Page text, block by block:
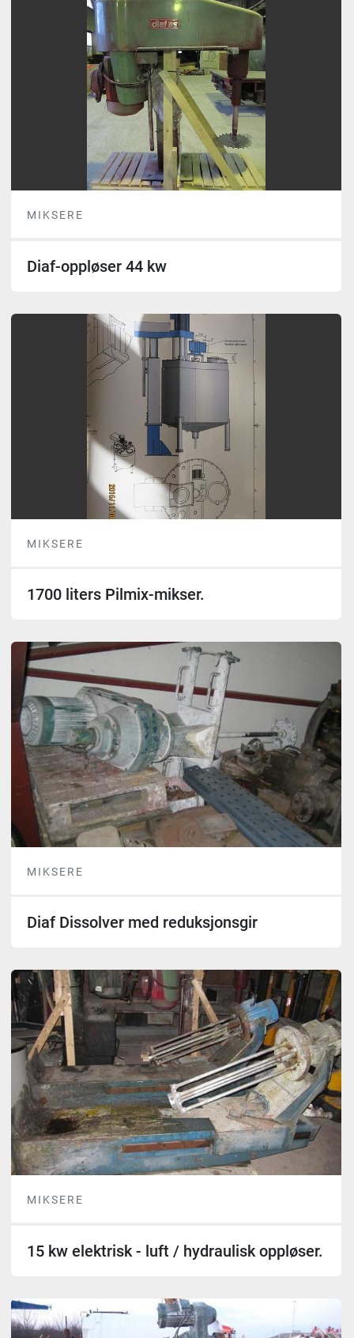
MIKSERE
Diaf-oppløser 44 kw
MIKSERE
1700 liters Pilmix-mikser.
MIKSERE
Diaf Dissolver med reduksjonsgir
MIKSERE
15 kw elektrisk - luft / hydraulisk oppløser.